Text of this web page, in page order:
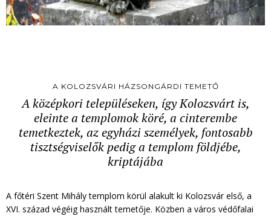
A KOLOZSVÁRI HÁZSONGÁRDI TEMETŐ
A középkori településeken, így Kolozsvárt is,
eleinte a templomok köré, a cinterembe
temetkeztek, az egyházi személyek, fontosabb
tisztségviselők pedig a templom földjébe,
kriptájába
A főtéri Szent Mihály templom körül alakult ki Kolozsvár első, a
XVI. század végéig használt temetője. Közben a város védőfalai